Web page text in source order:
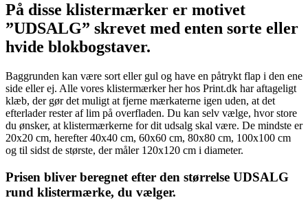
På disse klistermærker er motivet
”UDSALG” skrevet med enten sorte eller
hvide blokbogstaver.
Baggrunden kan være sort eller gul og have en påtrykt flap i den ene
side eller ej. Alle vores klistermærker her hos Print.dk har aftageligt
klæb, der gør det muligt at fjerne mærkaterne igen uden, at det
efterlader rester af lim på overfladen. Du kan selv vælge, hvor store
du ønsker, at klistermærkerne for dit udsalg skal være. De mindste er
20x20 cm, herefter 40x40 cm, 60x60 cm, 80x80 cm, 100x100 cm
og til sidst de største, der måler 120x120 cm i diameter.
Prisen bliver beregnet efter den størrelse UDSALG
rund klistermærke, du vælger.